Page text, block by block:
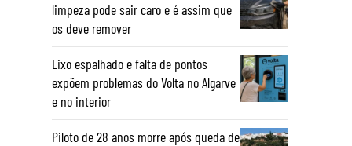
limpeza pode sair caro e é assim que
os deve remover
Lixo espalhado e falta de pontos
expõem problemas do Volta no Algarve
e no interior
Piloto de 28 anos morre após queda de